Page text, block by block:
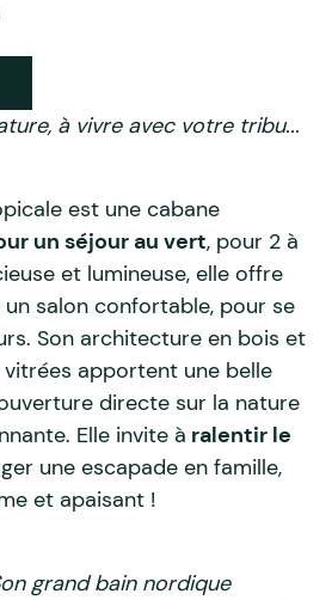
à vivre avec votre tribu...
est une cabane
un séjour au vert, pour 2 à
et lumineuse, elle offre
salon confortable, pour se
Son architecture en bois et
vitrées apportent une belle
directe sur la nature
Elle invite à ralentir le
une escapade en famille,
et apaisant !
grand bain nordique